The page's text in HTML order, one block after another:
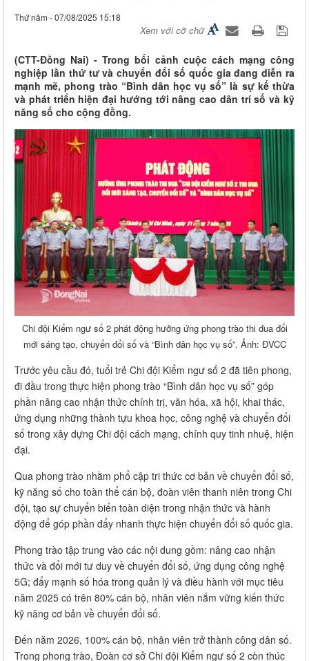
Thứ năm - 07/08/2025 15:18
Xem với cỡ chữ
(CTT-Đồng Nai) - Trong bối cảnh cuộc cách mạng công
nghiệp lần thứ tư và chuyển đổi số quốc gia đang diễn ra
mạnh mẽ, phong trào “Bình dân học vụ số” là sự kế thừa
và phát triển hiện đại hướng tới nâng cao dân trí số và kỹ
năng số cho cộng đồng.
Chi đội Kiểm ngư số 2 phát động hưởng ứng phong trào thi đua đổi
mới sáng tạo, chuyển đổi số và “Bình dân học vụ số”. Ảnh: ĐVCC
Trước yêu cầu đó, tuổi trẻ Chi đội Kiểm ngư số 2 đã tiên phong,
đi đầu trong thực hiện phong trào “Bình dân học vụ số” góp
phần nâng cao nhận thức chính trị, văn hóa, xã hội, khai thác,
ứng dụng những thành tựu khoa học, công nghệ và chuyển đổi
số trong xây dựng Chi đội cách mạng, chính quy tinh nhuệ, hiện
đại.
Qua phong trào nhằm phổ cập tri thức cơ bản về chuyển đổi số,
kỹ năng số cho toàn thể cán bộ, đoàn viên thanh niên trong Chi
đội, tạo sự chuyển biến toàn diện trong nhận thức và hành
động để góp phần đẩy nhanh thực hiện chuyển đổi số quốc gia.
Phong trào tập trung vào các nội dung gồm: nâng cao nhận
thức và đổi mới tư duy về chuyển đổi số, ứng dụng công nghệ
5G; đẩy mạnh số hóa trong quản lý và điều hành với mục tiêu
năm 2025 có trên 80% cán bộ, nhân viên nắm vững kiến thức
kỹ năng cơ bản về chuyển đổi số.
Đến năm 2026, 100% cán bộ, nhân viên trở thành công dân số.
Trong phong trào, Đoàn cơ sở Chi đội Kiểm ngư số 2 còn thúc